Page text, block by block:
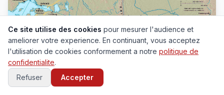
Ce site utilise des cookies pour mesurer l'audience et
ameliorer votre experience. En continuant, vous acceptez
l'utilisation de cookies conformement a notre politique de
confidentialite.
Refuser
Accepter